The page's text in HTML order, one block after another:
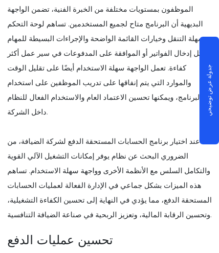
الموظفون بمستويات مختلفة من الخبرة الفنية، تضمن الواجهة
البديهية أن البرنامج متاح لجميع المستخدمين. تساهم لوحة التحكم
سهلة التنقل وخيارات القائمة الواضحة والإجراءات البسيطة للمهام
مثل إدخال الفواتير أو الموافقة على المدفوعات في سير عمل أكثر
كفاءة. تعمل الواجهة سهلة الاستخدام أيضًا على تقليل الوقت
والموارد التي يتم إنفاقها على تدريب الموظفين على استخدام
البرنامج، ويمكنها تحسين الاعتماد العام والاستخدام الفعال للنظام
داخل الشركة.
عند اختيار برنامج الحسابات المستحقة الدفع لشركة الضيافة، من
الضروري البحث عن نظام يوفر إمكانات التشغيل الآلي القوية
والتكامل السلس مع الأنظمة الأخرى وواجهة سهلة الاستخدام. تساهم
هذه الميزات بشكل جماعي في الإدارة الفعالة لعمليات الحسابات
المستحقة الدفع، مما يؤدي في النهاية إلى تحسين الكفاءة التشغيلية،
وتحسين الرقابة المالية، وتعزيز الربحية في صناعة الضيافة التنافسية.
تحسين عمليات الدفع
جدولة عرض توضيحي